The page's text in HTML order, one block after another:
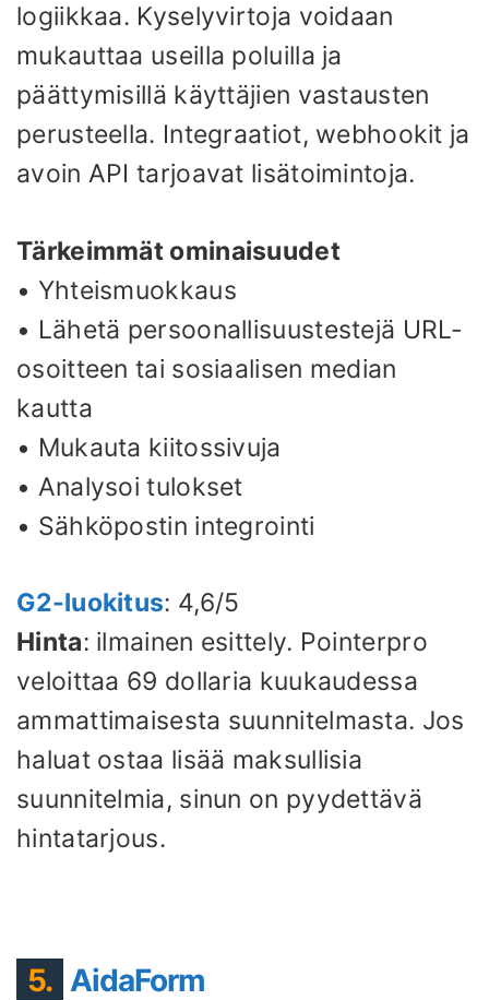
logiikkaa. Kyselyvirtoja voidaan
mukauttaa useilla poluilla ja
päättymisillä käyttäjien vastausten
perusteella. Integraatiot, webhookit ja
avoin API tarjoavat lisätoimintoja.
Tärkeimmät ominaisuudet
• Yhteismuokkaus
• Lähetä persoonallisuustestejä URL-
osoitteen tai sosiaalisen median
kautta
• Mukauta kiitossivuja
• Analysoi tulokset
• Sähköpostin integrointi
G2-luokitus: 4,6/5
Hinta: ilmainen esittely. Pointerpro
veloittaa 69 dollaria kuukaudessa
ammattimaisesta suunnitelmasta. Jos
haluat ostaa lisää maksullisia
suunnitelmia, sinun on pyydettävä
hintatarjous.
5. AidaForm